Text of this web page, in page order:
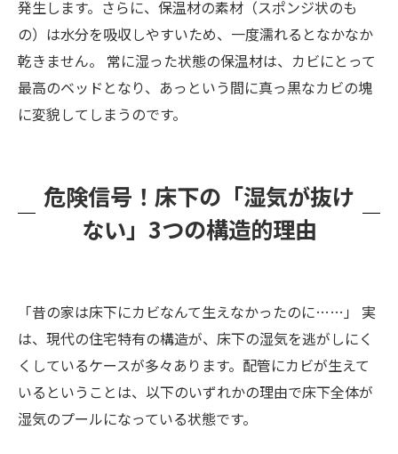
発生します。さらに、保温材の素材（スポンジ状のも
の）は水分を吸収しやすいため、一度濡れるとなかなか
乾きません。 常に湿った状態の保温材は、カビにとって
最高のベッドとなり、あっという間に真っ黒なカビの塊
に変貌してしまうのです。
危険信号！床下の「湿気が抜け
ない」3つの構造的理由
「昔の家は床下にカビなんて生えなかったのに……」 実
は、現代の住宅特有の構造が、床下の湿気を逃がしにく
くしているケースが多々あります。配管にカビが生えて
いるということは、以下のいずれかの理由で床下全体が
湿気のプールになっている状態です。